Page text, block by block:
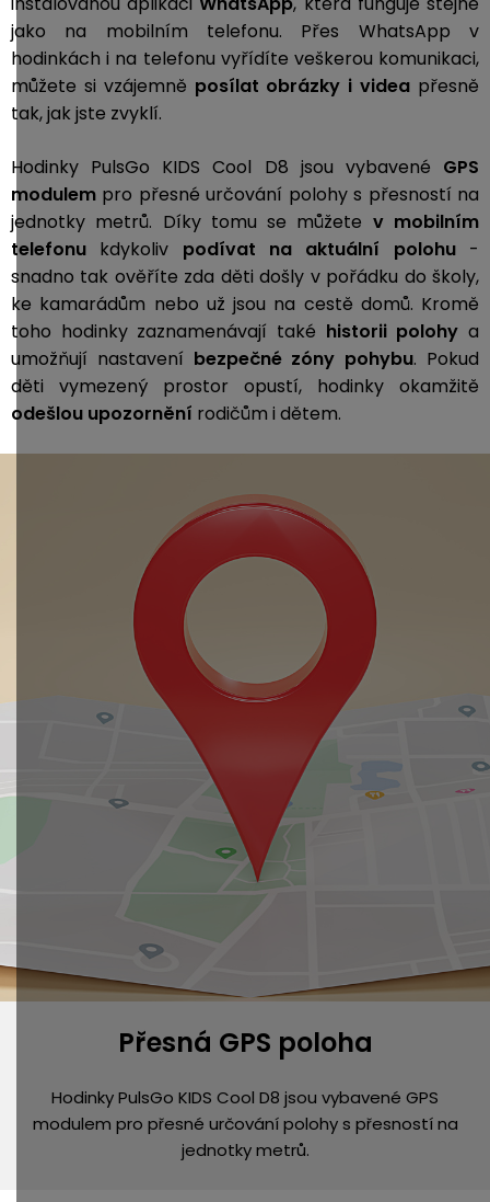
jako na mobilním telefonu. Přes WhatsApp v
hodinkách i na telefonu vyřídíte veškerou komunikaci,
můžete si vzájemně posílat obrázky i videa přesně
tak, jak jste zvyklí.
Hodinky PulsGo KIDS Cool D8 jsou vybavené GPS
modulem pro přesné určování polohy s přesností na
jednotky metrů. Díky tomu se můžete v mobilním
telefonu kdykoliv podívat na aktuální polohu-
snadno tak ověříte zda děti došly v pořádku do školy,
ke kamarádům nebo už jsou na cestě domů. Kromě
toho hodinky zaznamenávají také historii polohy a
umožňují nastavení bezpečné zóny pohybu. Pokud
děti vymezený prostor opustí, hodinky okamžitě
odešlou upozornění rodičům i dětem.
Přesná GPS poloha
Hodinky PulsGo KIDS Cool D8 jsou vybavené GPS
modulem pro přesné určování polohy s přesností na
jednotky metrů.